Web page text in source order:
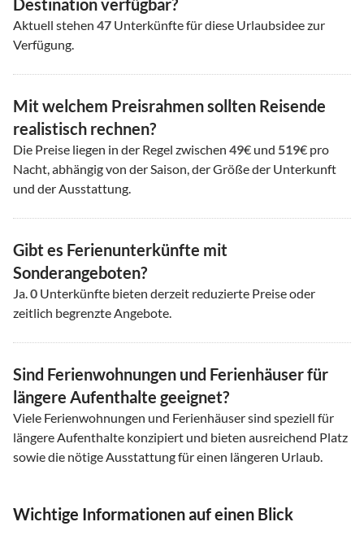
Destination verfügbar?
Aktuell stehen 47 Unterkünfte für diese Urlaubsidee zur
Verfügung.
Mit welchem Preisrahmen sollten Reisende
realistisch rechnen?
Die Preise liegen in der Regel zwischen 49€ und 519€ pro
Nacht, abhängig von der Saison, der Größe der Unterkunft
und der Ausstattung.
Gibt es Ferienunterkünfte mit
Sonderangeboten?
Ja.0 Unterkünfte bieten derzeit reduzierte Preise oder
zeitlich begrenzte Angebote.
Sind Ferienwohnungen und Ferienhäuser für
längere Aufenthalte geeignet?
Viele Ferienwohnungen und Ferienhäuser sind speziell für
längere Aufenthalte konzipiert und bieten ausreichend Platz
sowie die nötige Ausstattung für einen längeren Urlaub.
Wichtige Informationen auf einen Blick